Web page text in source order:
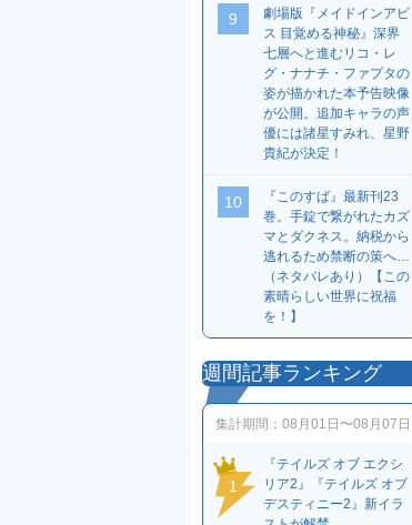
9
劇場版『メイドインアビ
ス 目覚める神秘』深界
七層へと進むリコ・レ
グ・ナナチ・ファプタの
姿が描かれた本予告映像
が公開。追加キャラの声
優には諸星すみれ、星野
貴紀が決定！
10
『このすば』最新刊23
巻。手錠で繋がれたカズ
マとダクネス。納税から
逃れるため禁断の策へ…
（ネタバレあり）【この
素晴らしい世界に祝福
を！】
週間記事ランキング
集計期間： 08月01日〜08月07日
1
『テイルズ オブ エクシ
リア2』『テイルズ オブ
デスティニー2』新イラ